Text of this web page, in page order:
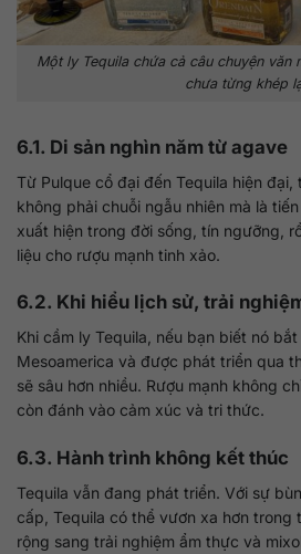
Một ly Tequila chứa cả câu chuyện văn
chưa từng khép
6.1. Di sản nghìn năm từ agave
Từ Pulque cổ đại đến Tequila hiện đại,
không phải chuỗi ngẫu nhiên mà là
xuất hiện trong đời sống, tín ngưỡng,
liệu cho rượu mạnh tinh xảo.
6.2. Khi hiểu lịch sử, trải
Khi cầm ly Tequila, nếu bạn biết nó
Mesoamerica và được phát triển qua
sẽ sâu hơn nhiều. Rượu mạnh không
còn đánh vào cảm xúc và tri thức.
6.3. Hành trình không kết thúc
Tequila vẫn đang phát triển. Với sự
cấp, Tequila có thể vươn xa hơn trong
rộng sang trải nghiệm ẩm thực và